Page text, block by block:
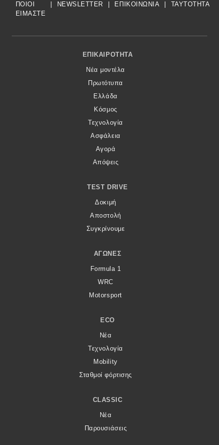
ΠΟΙΟΙ
ΕΙΜΑΣΤΕ
NEWSLETTER ΕΠΙΚΟΙΝΩΝΙΑ TAYTOTHTA
Footer Menu
ΕΠΙΚΑΙΡΌΤΗΤΑ
Νέα μοντέλα
Πρωτότυπα
Ελλάδα
Κόσμος
Τεχνολογία
Ασφάλεια
Αγορά
Απόψεις
TEST DRIVE
Δοκιμή
Αποστολή
Συγκρίνουμε
ΑΓΏΝΕΣ
Formula 1
WRC
Motorsport
ECO
Νέα
Τεχνολογία
Mobility
Σταθμοί φόρτισης
CLASSIC
Νέα
Παρουσιάσεις